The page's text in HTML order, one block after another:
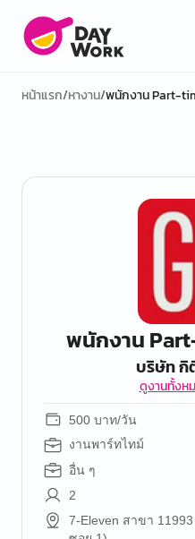
หน้าแรก/หางาน/พนักงาน Part-
พนักงาน
บริษัท
ดูงานทั้งห
500 บาท/วัน
งานพาร์ทไทม์
อื่น ๆ
2
7-Eleven สาขา